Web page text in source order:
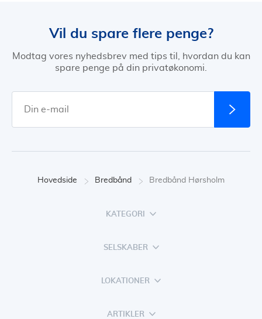
Vil du spare flere penge?
Modtag vores nyhedsbrev med tips til, hvordan du kan
spare penge på din privatøkonomi.
Hovedside Bredbånd Bredbånd Hørsholm
KATEGORI
SELSKABER
LOKATIONER
ARTIKLER